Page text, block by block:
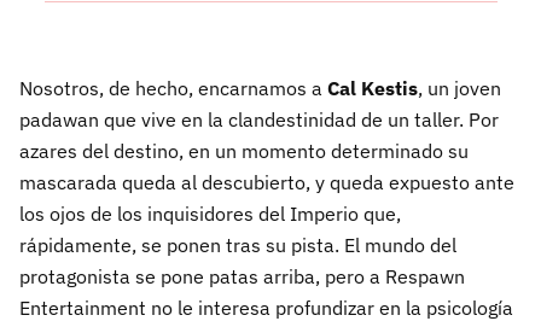
Nosotros, de hecho, encarnamos a Cal Kestis, un joven
padawan que vive en la clandestinidad de un taller. Por
azares del destino, en un momento determinado su
mascarada queda al descubierto, y queda expuesto ante
los ojos de los inquisidores del Imperio que,
rápidamente, se ponen tras su pista. El mundo del
protagonista se pone patas arriba, pero a Respawn
Entertainment no le interesa profundizar en la psicología